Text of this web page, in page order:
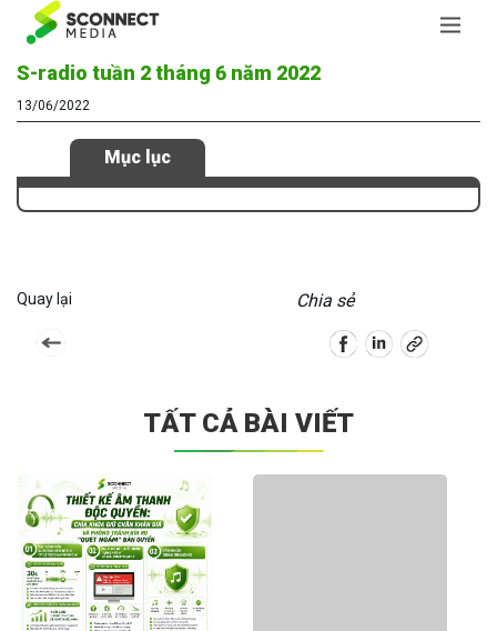
S-radio tuần 2 tháng 6 năm 2022
13/06/2022
Mục lục
Quay lại Chia sẻ
TẤT CẢ BÀI VIẾT